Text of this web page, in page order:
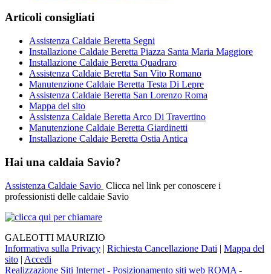
Articoli consigliati
Assistenza Caldaie Beretta Segni
Installazione Caldaie Beretta Piazza Santa Maria Maggiore
Installazione Caldaie Beretta Quadraro
Assistenza Caldaie Beretta San Vito Romano
Manutenzione Caldaie Beretta Testa Di Lepre
Assistenza Caldaie Beretta San Lorenzo Roma
Mappa del sito
Assistenza Caldaie Beretta Arco Di Travertino
Manutenzione Caldaie Beretta Giardinetti
Installazione Caldaie Beretta Ostia Antica
Hai una caldaia Savio?
Assistenza Caldaie Savio Clicca nel link per conoscere i
professionisti delle caldaie Savio
GALEOTTI MAURIZIO
Informativa sulla Privacy | Richiesta Cancellazione Dati | Mappa del
sito | Accedi
Realizzazione Siti Internet - Posizionamento siti web ROMA -